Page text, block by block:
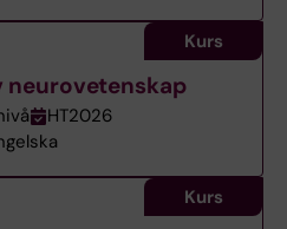
neurovetenskap
HT2026
Kurs
Kurs